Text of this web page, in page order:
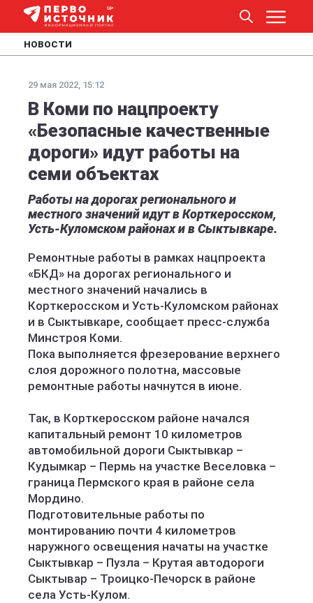
НОВОСТИ
29 мая 2022, 15:12
В Коми по нацпроекту
«Безопасные качественные
дороги» идут работы на
семи объектах
Работы на дорогах регионального и
местного значений идут в Корткеросском,
Усть-Куломском районах и в Сыктывкаре.
Ремонтные работы в рамках нацпроекта
«БКД» на дорогах регионального и
местного значений начались в
Корткеросском и Усть-Куломском районах
и в Сыктывкаре, сообщает пресс-служба
Минстроя Коми.
Пока выполняется фрезерование верхнего
слоя дорожного полотна, массовые
ремонтные работы начнутся в июне.
Так, в Корткеросском районе начался
капитальный ремонт 10 километров
автомобильной дороги Сыктывкар –
Кудымкар – Пермь на участке Веселовка –
граница Пермского края в районе села
Мордино.
Подготовительные работы по
монтированию почти 4 километров
наружного освещения начаты на участке
Сыктывкар – Пузла – Крутая автодороги
Сыктывар – Троицко-Печорск в районе
села Усть-Кулом.